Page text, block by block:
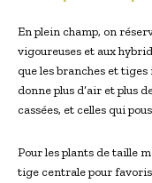
En plein champ, on
vigoureuses et aux
que les branches et
donne plus d’air et plus
cassées, et celles qui
Pour les plants de taille
tige centrale pour